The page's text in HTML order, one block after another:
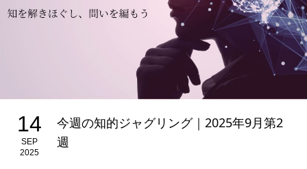
14
SEP
2025
今週の知的ジャグリング｜2025年9月第2
週